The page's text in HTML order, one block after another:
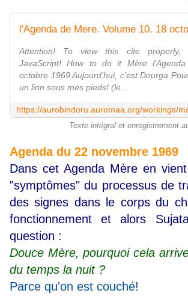
l'Agenda de Mere. Volume 10. 18
Attention! To view this cite properly,
JavaScript! How to do it Mère
octobre 1969 Aujourd'hui, c'est Dourga
un lion sous mes pieds! (le...
Texte intégral et enregistrement
Agenda du 22 novembre 1969
Dans cet Agenda Mère en
"symptômes" du processus de
des signes dans le corps du
fonctionnement et alors
question :
Douce Mère, pourquoi cela
du temps la nuit ?
Parce qu'on est couché!